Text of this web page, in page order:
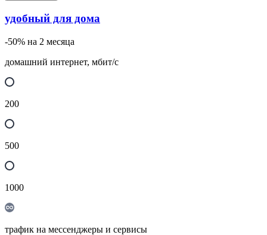
удобный для дома
-50% на 2 месяца
домашний интернет, мбит/с
200
500
1000
трафик на мессенджеры и сервисы